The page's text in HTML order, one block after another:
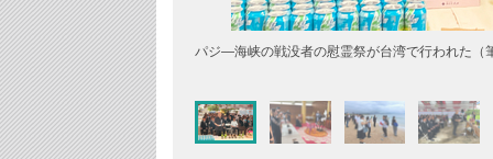
パジ―海峡の戦没者の慰霊祭が台湾で行われた（